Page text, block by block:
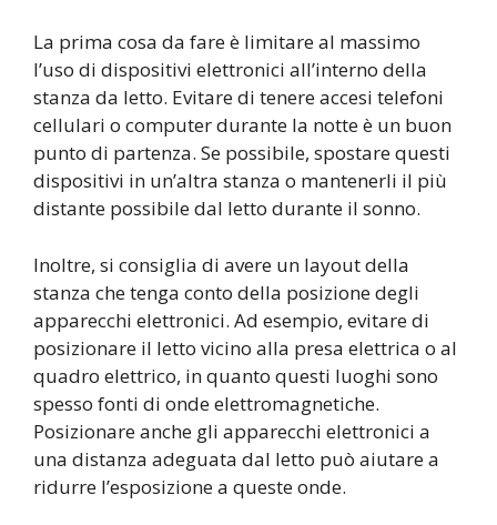
La prima cosa da fare è limitare al massimo
l’uso di dispositivi elettronici all’interno della
stanza da letto. Evitare di tenere accesi telefoni
cellulari o computer durante la notte è un buon
punto di partenza. Se possibile, spostare questi
dispositivi in un’altra stanza o mantenerli il più
distante possibile dal letto durante il sonno.
Inoltre, si consiglia di avere un layout della
stanza che tenga conto della posizione degli
apparecchi elettronici. Ad esempio, evitare di
posizionare il letto vicino alla presa elettrica o al
quadro elettrico, in quanto questi luoghi sono
spesso fonti di onde elettromagnetiche.
Posizionare anche gli apparecchi elettronici a
una distanza adeguata dal letto può aiutare a
ridurre l’esposizione a queste onde.